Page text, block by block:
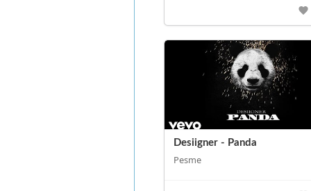
Desiigner - Panda
Pesme